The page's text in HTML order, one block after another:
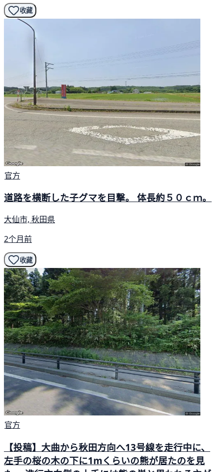
收藏
官方
道路を横断した子グマを目撃。 体長約５０ｃｍ。
大仙市, 秋田県
2个月前
收藏
官方
【投稿】大曲から秋田方向へ13号線を走行中に、
左手の桜の木の下に1mくらいの熊が居たのを見